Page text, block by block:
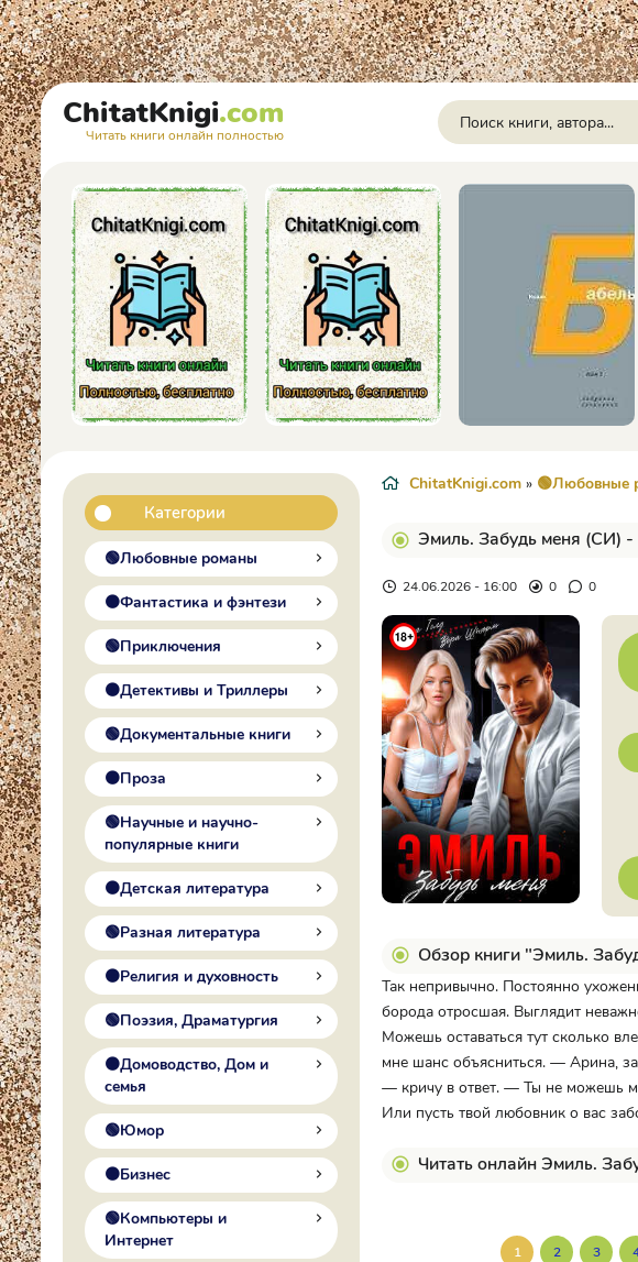
ChitatKnigi.com
Читать книги онлайн полностью
Категории
🟢Любовные романы
🟠Фантастика и фэнтези
🟢Приключения
🟠Детективы и Триллеры
🟢Документальные книги
🟠Проза
🟢Научные и научно-
популярные книги
🟠Детская литература
🟢Разная литература
🟠Религия и духовность
🟢Поэзия, Драматургия
🟠Домоводство, Дом и
семья
🟢Юмор
🟠Бизнес
🟢Компьютеры и
Интернет
ChitatKnigi.com » 🟢Любовные
Эмиль. Забудь меня (СИ) -
24.06.2026 - 16:00 0 0
Обзор книги "Эмиль.
Так непривычно. Постоянно
борода отросшая. Выглядит
Можешь оставаться тут сколько
мне шанс объясниться. — Арина,
— кричу в ответ. — Ты не можешь
Или пусть твой любовник о вас
Читать онлайн Эмиль.
1 2 3